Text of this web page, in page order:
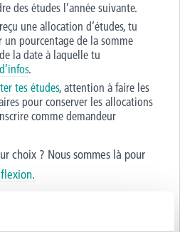
des études l’année suivante.
une allocation d’études, tu
un pourcentage de la somme
la date à laquelle tu
.
tes études, attention à faire les
pour conserver les allocations
comme demandeur
choix ? Nous sommes là pour